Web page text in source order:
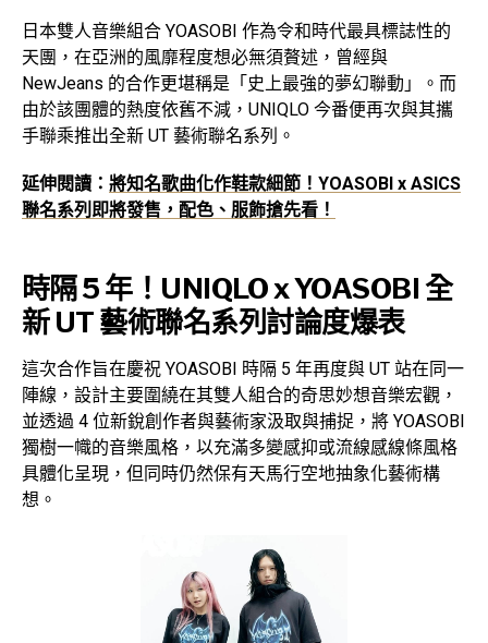
日本雙人音樂組合 YOASOBI 作為令和時代最具標誌性的
天團，在亞洲的風靡程度想必無須贅述，曾經與
NewJeans 的合作更堪稱是「史上最強的夢幻聯動」。而
由於該團體的熱度依舊不減，UNIQLO 今番便再次與其攜
手聯乘推出全新 UT 藝術聯名系列。
延伸閱讀： 將知名歌曲化作鞋款細節！YOASOBI x ASICS
聯名系列即將發售，配色、服飾搶先看！
時隔 5 年！UNIQLO x YOASOBI 全
新 UT 藝術聯名系列討論度爆表
這次合作旨在慶祝 YOASOBI 時隔 5 年再度與 UT 站在同一
陣線，設計主要圍繞在其雙人組合的奇思妙想音樂宏觀，
並透過 4 位新銳創作者與藝術家汲取與捕捉，將 YOASOBI
獨樹一幟的音樂風格，以充滿多變感抑或流線感線條風格
具體化呈現，但同時仍然保有天馬行空地抽象化藝術構
想。